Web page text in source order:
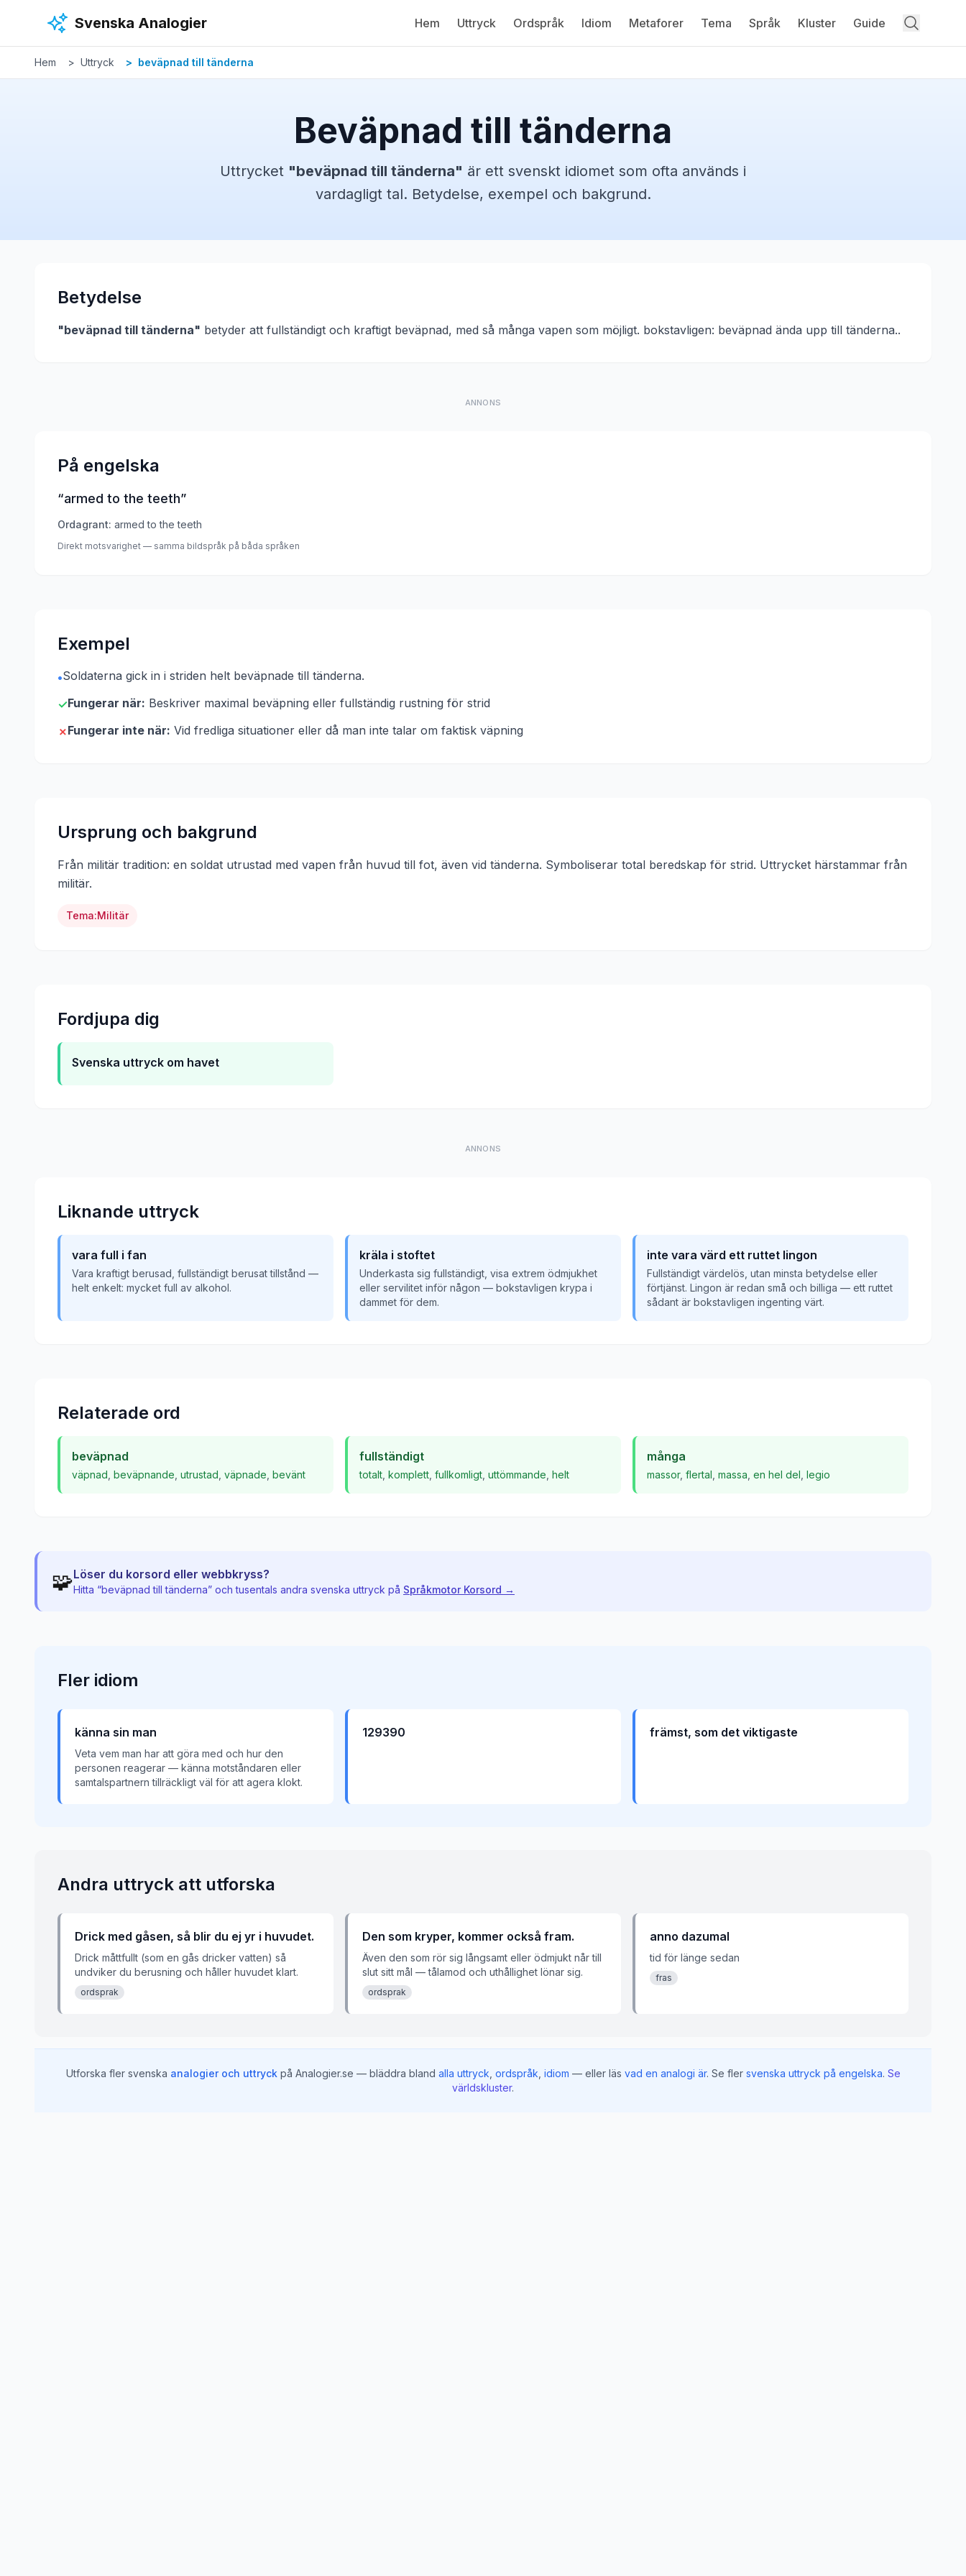
Svenska Analogier Hem Uttryck Ordspråk Idiom Metaforer Tema Språk Kluster Guide
Hem Uttryck beväpnad till tänderna
Beväpnad till tänderna
Uttrycket "beväpnad till tänderna" är ett svenskt idiomet som ofta används i
vardagligt tal. Betydelse, exempel och bakgrund.
Betydelse
"beväpnad till tänderna" betyder att fullständigt och kraftigt beväpnad, med så många vapen som möjligt. bokstavligen: beväpnad ända upp till tänderna..
ANNONS
På engelska
“armed to the teeth”
Ordagrant: armed to the teeth
Direkt motsvarighet — samma bildspråk på båda språken
Exempel
•Soldaterna gick in i striden helt beväpnade till tänderna.
✓Fungerar när: Beskriver maximal beväpning eller fullständig rustning för strid
✗Fungerar inte när: Vid fredliga situationer eller då man inte talar om faktisk väpning
Ursprung och bakgrund
Från militär tradition: en soldat utrustad med vapen från huvud till fot, även vid tänderna. Symboliserar total beredskap för strid. Uttrycket härstammar från
militär.
Tema:Militär
Fordjupa dig
Svenska uttryck om havet
ANNONS
Liknande uttryck
vara full i fan
Vara kraftigt berusad, fullständigt berusat tillstånd —
helt enkelt: mycket full av alkohol.
kräla i stoftet
Underkasta sig fullständigt, visa extrem ödmjukhet
eller servilitet inför någon — bokstavligen krypa i
dammet för dem.
inte vara värd ett ruttet lingon
Fullständigt värdelös, utan minsta betydelse eller
förtjänst. Lingon är redan små och billiga — ett ruttet
sådant är bokstavligen ingenting värt.
Relaterade ord
beväpnad
väpnad beväpnande utrustad väpnade bevänt
fullständigt
totalt komplett fullkomligt uttömmande helt
många
massor, flertal massa en hel del legio
🧩Löser du korsord eller webbkryss?
Hitta “beväpnad till tänderna” och tusentals andra svenska uttryck på Språkmotor Korsord →
Fler idiom
känna sin man
Veta vem man har att göra med och hur den
personen reagerar — känna motståndaren eller
samtalspartnern tillräckligt väl för att agera klokt.
129390 främst, som det viktigaste
Andra uttryck att utforska
Drick med gåsen, så blir du ej yr i huvudet.
Drick måttfullt (som en gås dricker vatten) så
undviker du berusning och håller huvudet klart.
ordsprak
Den som kryper, kommer också fram.
Även den som rör sig långsamt eller ödmjukt når till
slut sitt mål — tålamod och uthållighet lönar sig.
ordsprak
anno dazumal
tid för länge sedan
fras
Utforska fler svenska analogier och uttryck på Analogier.se — bläddra bland alla uttryck ordspråk idiom — eller läs vad en analogi är. Se fler svenska uttryck på engelska. Se
världskluster.